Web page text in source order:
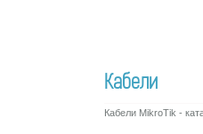
Кабели
Кабели MikroTik -